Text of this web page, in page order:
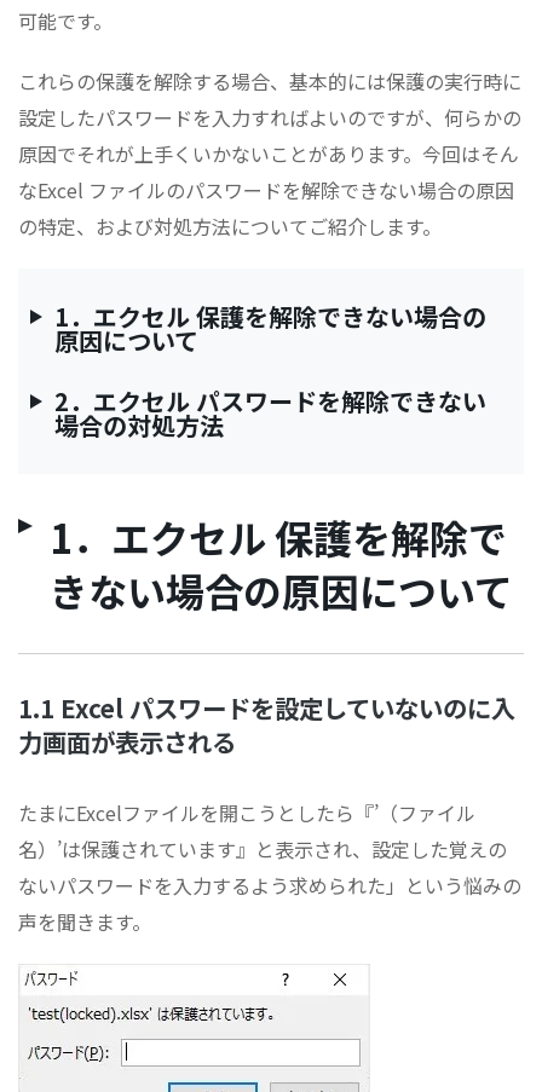
可能です。
これらの保護を解除する場合、基本的には保護の実行時に
設定したパスワードを入力すればよいのですが、何らかの
原因でそれが上手くいかないことがあります。今回はそん
なExcel ファイルのパスワードを解除できない場合の原因
の特定、および対処方法についてご紹介します。
1．エクセル 保護を解除できない場合の
原因について
2．エクセル パスワードを解除できない
場合の対処方法
1．エクセル 保護を解除で
きない場合の原因について
1.1 Excel パスワードを設定していないのに入
力画面が表示される
たまにExcelファイルを開こうとしたら『’（ファイル
名）’は保護されています』と表示され、設定した覚えの
ないパスワードを入力するよう求められた」という悩みの
声を聞きます。